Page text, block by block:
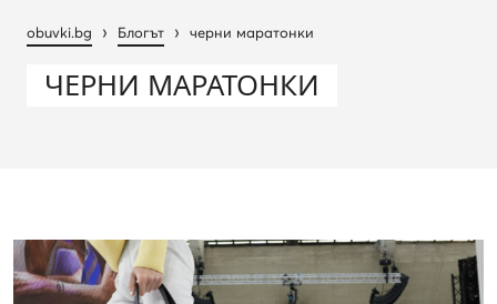
obuvki.bg › Блогът › черни маратонки
ЧЕРНИ МАРАТОНКИ